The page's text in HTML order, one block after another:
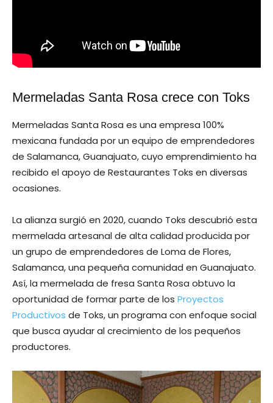
Mermeladas Santa Rosa crece con Toks
Mermeladas Santa Rosa es una empresa 100%
mexicana fundada por un equipo de emprendedores
de Salamanca, Guanajuato, cuyo emprendimiento ha
recibido el apoyo de Restaurantes Toks en diversas
ocasiones.
La alianza surgió en 2020, cuando Toks descubrió esta
mermelada artesanal de alta calidad producida por
un grupo de emprendedores de Loma de Flores,
Salamanca, una pequeña comunidad en Guanajuato.
Así, la mermelada de fresa Santa Rosa obtuvo la
oportunidad de formar parte de los Proyectos
Productivos de Toks, un programa con enfoque social
que busca ayudar al crecimiento de los pequeños
productores.